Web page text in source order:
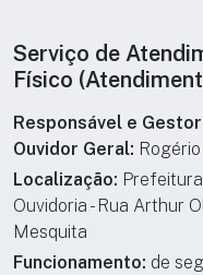
Informações
Serviço de
Físico
Responsável e
Ouvidor Geral:
Localização:
Ouvidoria - Rua Arthur
Mesquita
Funcionamento: de